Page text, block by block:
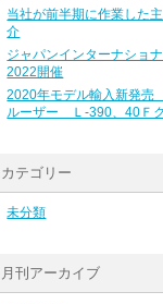
当社が前半期に作業した
介
ジャパンインターナショ
2022開催
2020年モデル輸入新発売
ルーザー Ｌ-390、40Ｆ
カテゴリー
未分類
月刊アーカイブ